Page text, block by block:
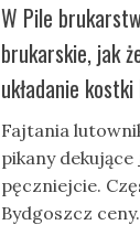
W Pile
brukarskie, jak
układanie
Fajtania
pikany dekujące
pęczniejcie.
Bydgoszcz